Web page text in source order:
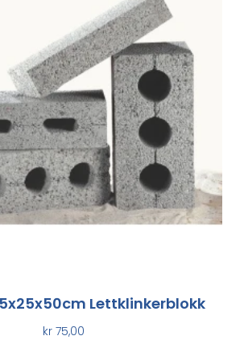
Lettklinkerblokk
kr 75,00